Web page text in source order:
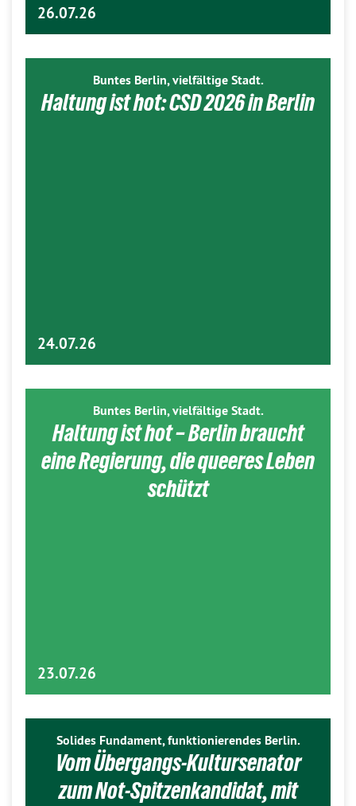
26.07.26
Buntes Berlin, vielfältige Stadt.
Haltung ist hot: CSD 2026 in Berlin
24.07.26
Buntes Berlin, vielfältige Stadt.
Haltung ist hot – Berlin braucht
eine Regierung, die queeres Leben
schützt
23.07.26
Solides Fundament, funktionierendes Berlin.
Vom Übergangs-Kultursenator
zum Not-Spitzenkandidat, mit